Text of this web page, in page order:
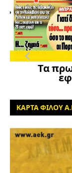
Τα
ΚΑΡΤΑ ΦΙΛΟΥ